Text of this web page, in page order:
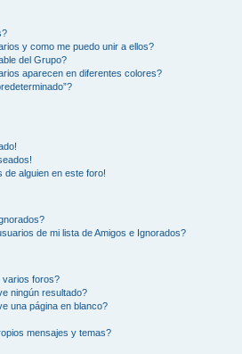
y como me puedo unir a ellos?
del Grupo?
aparecen en diferentes colores?
de alguien en este foro!
de mi lista de Amigos e Ignorados?
varios foros?
ningún resultado?
una página en blanco?
mensajes y temas?